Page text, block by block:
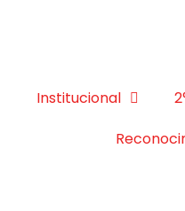
Institucional